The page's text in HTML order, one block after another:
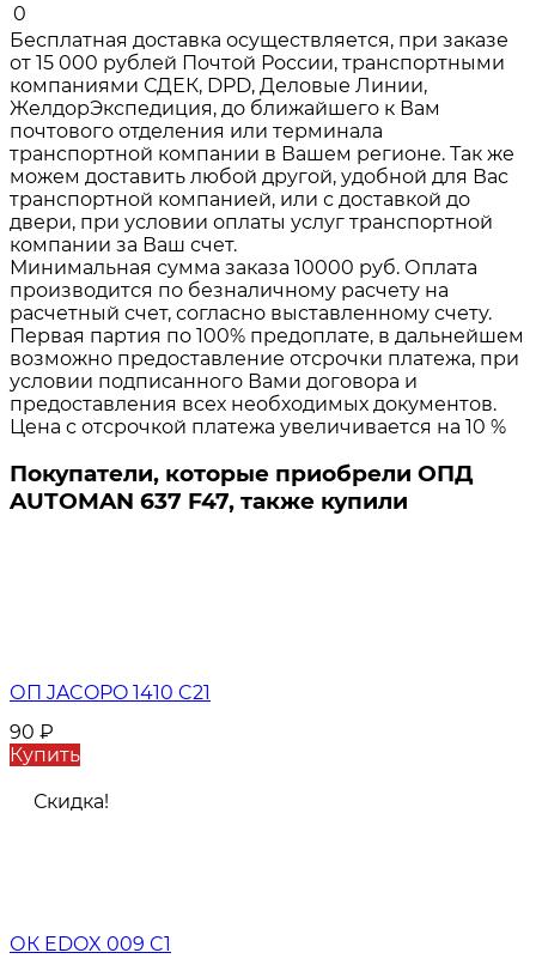
0
Бесплатная доставка осуществляется, при заказе
от 15 000 рублей Почтой России, транспортными
компаниями СДЕК, DPD, Деловые Линии,
ЖелдорЭкспедиция, до ближайшего к Вам
почтового отделения или терминала
транспортной компании в Вашем регионе. Так же
можем доставить любой другой, удобной для Вас
транспортной компанией, или с доставкой до
двери, при условии оплаты услуг транспортной
компании за Ваш счет.
Минимальная сумма заказа 10000 руб. Оплата
производится по безналичному расчету на
расчетный счет, согласно выставленному счету.
Первая партия по 100% предоплате, в дальнейшем
возможно предоставление отсрочки платежа, при
условии подписанного Вами договора и
предоставления всех необходимых документов.
Цена с отсрочкой платежа увеличивается на 10 %
Покупатели, которые приобрели ОПД
AUTOMAN 637 F47, также купили
ОП JACOPO 1410 C21
90 ₽
Купить
Скидка!
ОК EDOX 009 C1